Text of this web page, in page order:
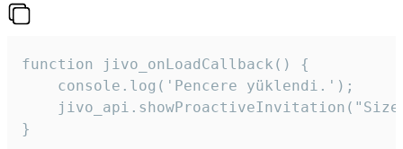
function jivo_onLoadCallback() {
    console.log('Pencere yüklendi.');
}